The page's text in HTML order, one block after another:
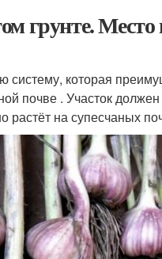
грунте. Место
систему, которая
почве . Участок
на супесчаных